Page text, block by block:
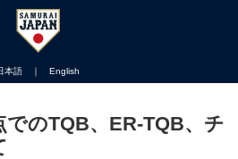
本語 ｜ English
でのTQB、ER-TQB、チ